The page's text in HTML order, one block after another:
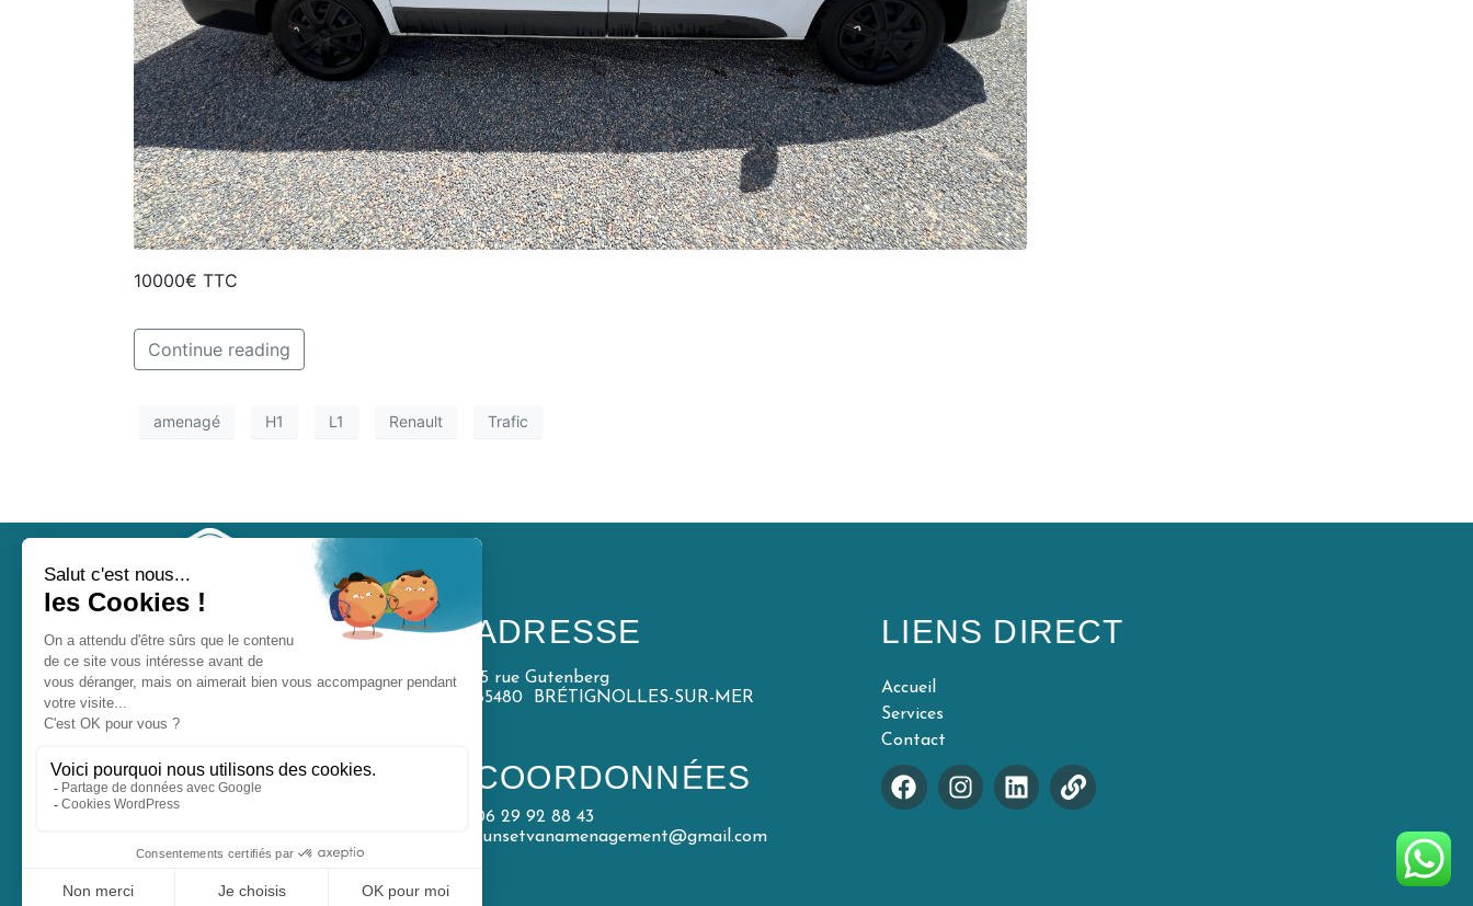
10000€ TTC
Continue reading
amenagé H1 L1 Renault Trafic
l’aménagement de vans, fourgons et véhicules utilitaires en
Vendée. Kits amovibles, pose de vitrages, installation
électrique, habillage intérieur et vente de vans aménagés.
ADRESSE
15 rue Gutenberg
85480 BRÉTIGNOLLES-SUR-MER
COORDONNÉES
06 29 92 88 43
sunsetvanamenagement@gmail.com
LIENS DIRECT
Accueil
Services
Contact